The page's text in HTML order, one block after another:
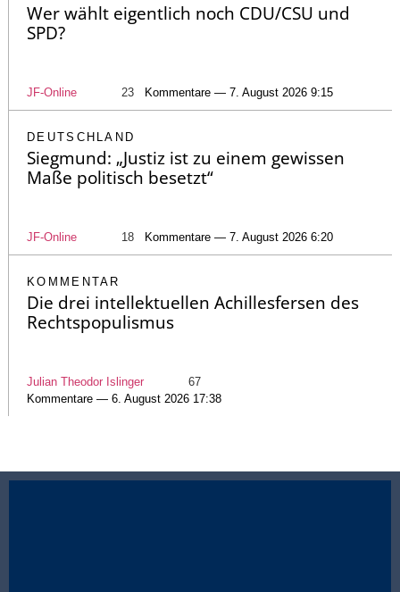
Wer wählt eigentlich noch CDU/CSU und
SPD?
JF-Online 23 Kommentare — 7. August 2026 9:15
DEUTSCHLAND
Siegmund: „Justiz ist zu einem gewissen
Maße politisch besetzt“
JF-Online 18 Kommentare — 7. August 2026 6:20
KOMMENTAR
Die drei intellektuellen Achillesfersen des
Rechtspopulismus
Julian Theodor Islinger
67
Kommentare — 6. August 2026 17:38